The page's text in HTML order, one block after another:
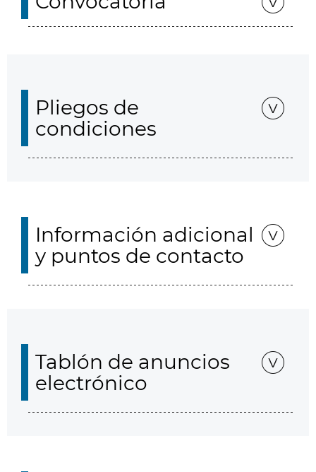
Pliegos de
condiciones
Información adicional
y puntos de contacto
Tablón de anuncios
electrónico